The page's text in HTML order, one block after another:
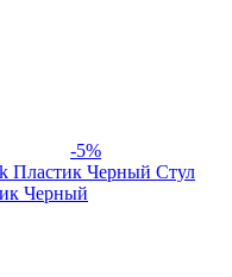
-5%
Стул
Черный